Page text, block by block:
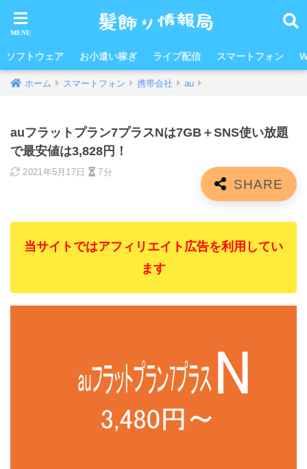
ソフトウェア お小遣い稼ぎ ライブ配信 スマートフォン
ホーム スマートフォン 携帯会社 au
auフラットプラン7プラスNは7GB＋SNS使い放題
で最安値は3,828円！
2021年5月17日 7分
当サイトではアフィリエイト広告を利用してい
ます